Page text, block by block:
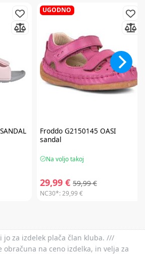
UGODNO
FroddoG2150145 OASI
sandal
Na voljo takoj
29,99 € 59,99 €
NC30*:29,99 €
jo za izdelek plača član kluba. ///
obračuna na ceno izdelka, in velja za